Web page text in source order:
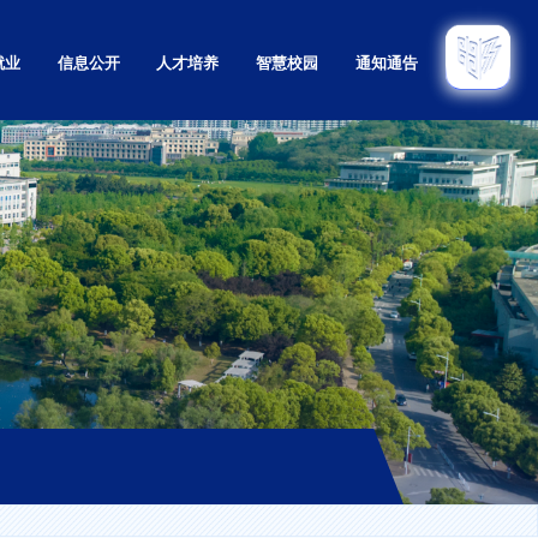
业
生
生
招生
网
信息公开 人才培养
研究生
留学生
继续教育
实验教学示范中心
教学质量监控与评估
智慧校园 通知通告